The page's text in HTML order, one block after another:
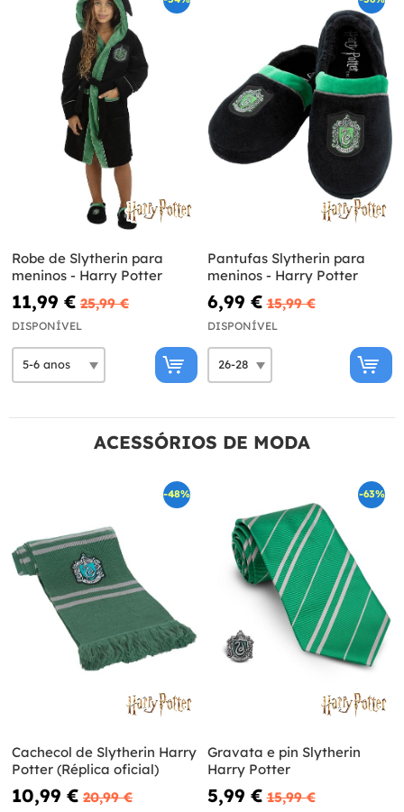
Robe de Slytherin para
meninos - Harry Potter
11,99 € 25,99 €
DISPONÍVEL
Pantufas Slytherin para
meninos - Harry Potter
6,99 € 15,99 €
DISPONÍVEL
ACESSÓRIOS DE MODA
-48%
Cachecol de Slytherin Harry
Potter (Réplica oficial)
10,99 € 20,99 €
-63%
Gravata e pin Slytherin
Harry Potter
5,99 € 15,99 €